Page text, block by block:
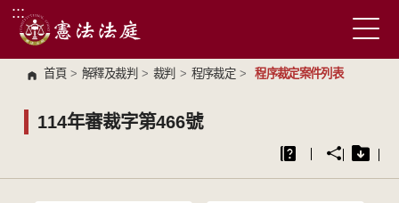
跳到主要內容區塊
:::
首頁 > 解釋及裁判 > 裁判 > 程序裁定 > 程序裁定案件列表
114年審裁字第466號